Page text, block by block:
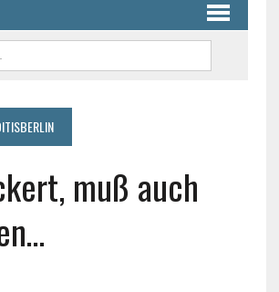
muß auch